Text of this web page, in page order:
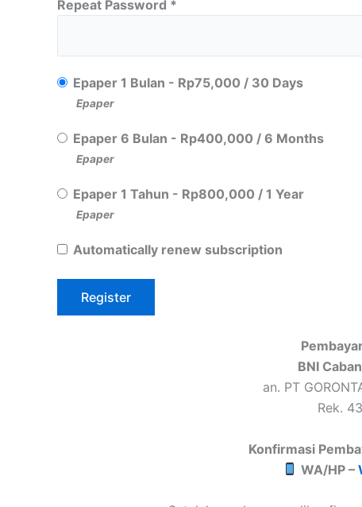
Repeat Password *
Epaper 1 Bulan - Rp75,000 / 30 Days
Epaper
Epaper 6 Bulan - Rp400,000 / 6 Months
Epaper
Epaper 1 Tahun - Rp800,000 / 1 Year
Epaper
Automatically renew subscription
BNI
an. PT
Rek.
Konfirmasi
WA/HP –